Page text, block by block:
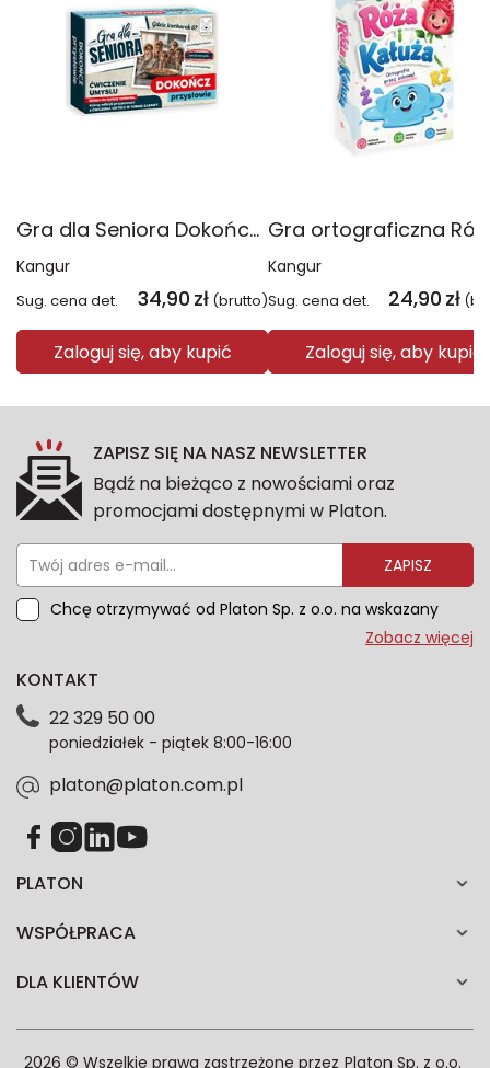
Gra dla Seniora Dokończ przysłowie
Kangur
Sug. cena det. 34,90 zł (brutto)
Zaloguj się, aby kupić
Kangur
Sug. cena det. 24,90 zł
Zaloguj się, aby kupić
ZAPISZ SIĘ NA NASZ NEWSLETTER
Bądź na bieżąco z nowościami oraz
promocjami dostępnymi w Platon.
ZAPISZ
Chcę otrzymywać od Platon Sp. z o.o. na wskazany
przeze mnie adres e-mail informacje marketingowe
dotyczące danych osobowych znajdziesz w naszej
każdym czasie. Wycofanie zgody nie wpłynie na
zgodność z prawem przetwarzania dokonanego przed
Zobacz więcej
PLATON
WSPÓŁPRACA
DLA KLIENTÓW
KONTAKT
22 329 50 00
poniedziałek - piątek 8:00-16:00
platon@platon.com.pl
2026 © Wszelkie prawa zastrzeżone przez Platon Sp. z o.o.